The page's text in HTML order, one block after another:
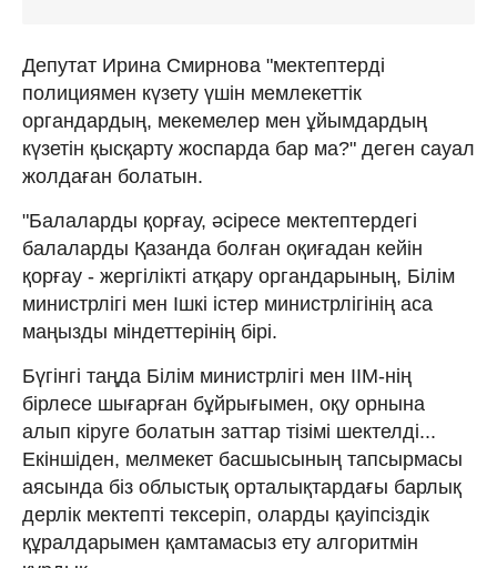
Депутат Ирина Смирнова "мектептерді
полициямен күзету үшін мемлекеттік
органдардың, мекемелер мен ұйымдардың
күзетін қысқарту жоспарда бар ма?" деген сауал
жолдаған болатын.
"Балаларды қорғау, әсіресе мектептердегі
балаларды Қазанда болған оқиғадан кейін
қорғау - жергілікті атқару органдарының, Білім
министрлігі мен Ішкі істер министрлігінің аса
маңызды міндеттерінің бірі.
Бүгінгі таңда Білім министрлігі мен ІІМ-нің
бірлесе шығарған бұйрығымен, оқу орнына
алып кіруге болатын заттар тізімі шектелді...
Екіншіден, мелмекет басшысының тапсырмасы
аясында біз облыстық орталықтардағы барлық
дерлік мектепті тексеріп, оларды қауіпсіздік
құралдарымен қамтамасыз ету алгоритмін